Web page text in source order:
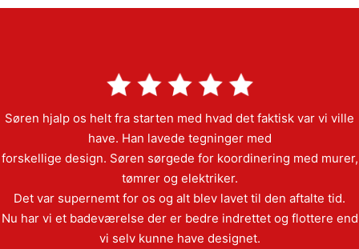
Søren hjalp os helt fra starten med hvad det faktisk var vi ville
have. Han lavede tegninger med
forskellige design. Søren sørgede for koordinering med murer,
tømrer og elektriker.
Det var supernemt for os og alt blev lavet til den aftalte tid.
Nu har vi et badeværelse der er bedre indrettet og flottere end
vi selv kunne have designet.